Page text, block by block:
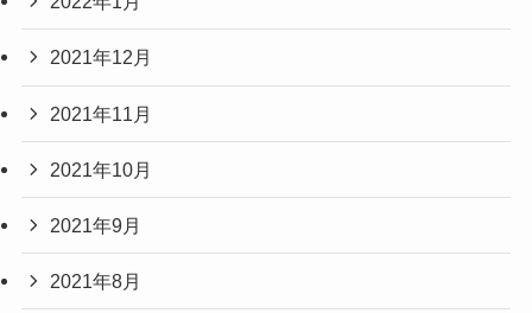
2021年12月
2021年11月
2021年10月
2021年9月
2021年8月